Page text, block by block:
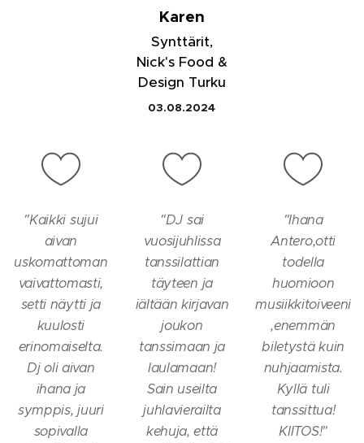
Karen
Synttärit,
Nick's Food &
Design Turku
03.08.2024
"Kaikki sujui
aivan
uskomattoman
vaivattomasti,
setti näytti ja
kuulosti
erinomaiselta.
Dj oli aivan
ihana ja
symppis, juuri
sopivalla
"DJ sai
vuosijuhlissa
tanssilattian
täyteen ja
iältään kirjavan
joukon
tanssimaan ja
laulamaan!
Sain useilta
juhlavierailta
kehuja, että
"Ihana
Antero,otti
todella
huomioon
musiikkitoiveeni
,enemmän
biletystä kuin
nuhjaamista.
Kyllä tuli
tanssittua!
KIITOS!"